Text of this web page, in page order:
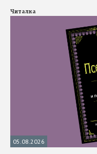
Читалка
05.08.2026